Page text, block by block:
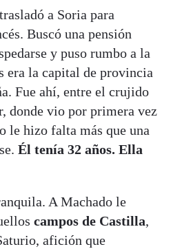
a Soria para
Buscó una pensión
y puso rumbo a la
era la capital de provincia
Fue ahí, entre el crujido
donde vio por primera vez
le hizo falta más que una
Él tenía 32 años. Ella
A Machado le
campos de Castilla,
afición que